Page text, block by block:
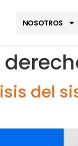
NOSOTROS
del